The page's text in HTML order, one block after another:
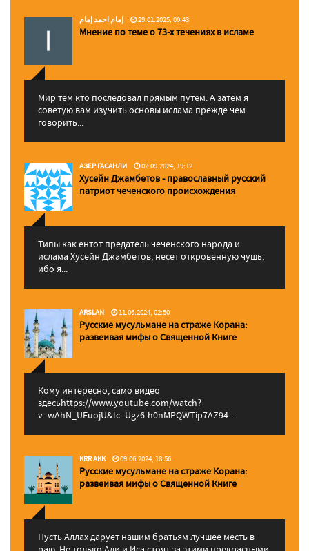
إمام احمد إمام 29.01.2025, 00:43
Мнение по теме о 73-х течениях в исламе
Мир тем кто последовал прямым путем. А затем я
советую вам изучить основы ислама прежде чем
говорить...
АЗЕР ГАСАНЛИ 02.09.2024, 19:12
Хусейн Джамбетов - православный русский
патриот чеченского происхождения
Типы как ентот предатель чеченского народа и
ислама Хусейн Джамбетов, несет откровенную чушь,
ибо я...
ARSLAN 11.06.2024, 02:50
Русские мусульмане на страже Корана:
pазвеивая мифы о Священной Книге
Кому интересно, само видео
здесьhttps://www.youtube.com/watch?
v=wAhN_UEuojU&lc=Ugz6-h0nMPQWTip7AZ94...
KRR AKK 09.06.2024, 18:56
Русские мусульмане на страже Корана:
pазвеивая мифы о Священной Книге
Пусть Аллах дарует нашим братьям лучшее месть в